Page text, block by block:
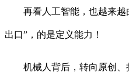
再看人工智能，也越来越由
出口”，的是定义能力！
机械人背后，转向原创、